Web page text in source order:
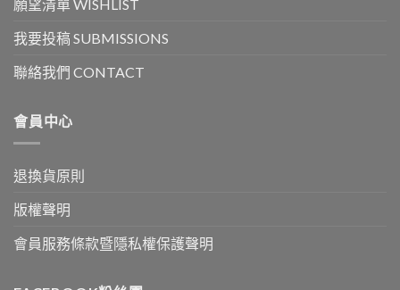
願望清單 WISHLIST
我要投稿 SUBMISSIONS
聯絡我們 CONTACT
會員中心
退換貨原則
版權聲明
會員服務條款暨隱私權保護聲明